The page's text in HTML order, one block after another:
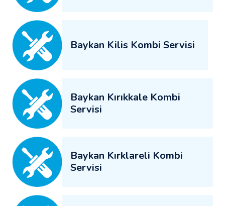
Baykan Kilis Kombi Servisi
Baykan Kırıkkale Kombi
Servisi
Baykan Kırklareli Kombi
Servisi